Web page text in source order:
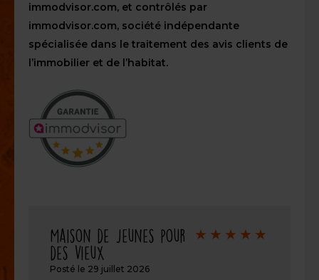
immodvisor.com, et contrôlés par
immodvisor.com, société indépendante
spécialisée dans le traitement des avis clients de
l’immobilier et de l’habitat.
Maison de jeunes pour
des vieux
Posté le 29 juillet 2026